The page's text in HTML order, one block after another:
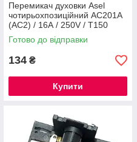
Перемикач духовки Asel
чотирьохпозиційний АС201А
(AC2) / 16А / 250V / Т150
АRGESON Туреччина
Готово до відправки
134 ₴
Купити